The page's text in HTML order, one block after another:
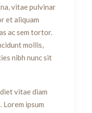
vitae pulvinar
et aliquam
ac sem tortor.
mollis,
nibh nunc sit
vitae diam
ipsum